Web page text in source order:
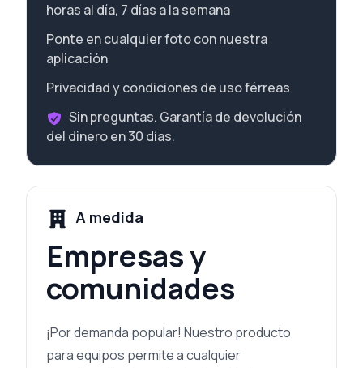
horas al día, 7 días a la semana
Ponte en cualquier foto con nuestra
aplicación
Privacidad y condiciones de uso férreas
Sin preguntas. Garantía de devolución
del dinero en 30 días.
A medida
Empresas y
comunidades
¡Por demanda popular! Nuestro producto
para equipos permite a cualquier